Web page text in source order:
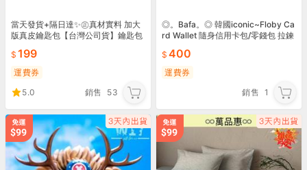
當天發貨+隔日達✨㊣真材實料 加大
版真皮鑰匙包【台灣公司貨】鑰匙包
199
運費券
5.0
銷售 53
◎。Bafa。◎ 韓國iconic~Floby Ca
rd Wallet 隨身信用卡包/零錢包 拉鍊
400
運費券
銷售 1